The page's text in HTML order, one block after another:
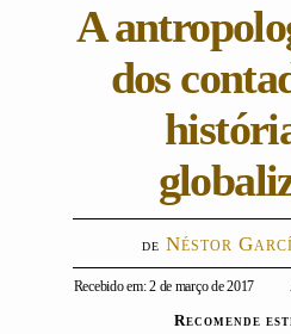
A
dos
Néstor
Recebido em: 2 de março de 2017
Recomende